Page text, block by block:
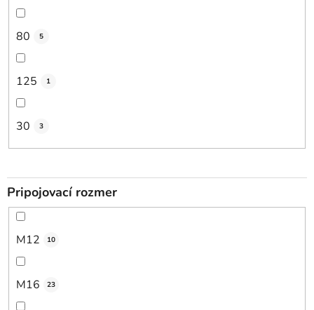
80 5
125 1
30 3
Pripojovací rozmer
M12 10
M16 23